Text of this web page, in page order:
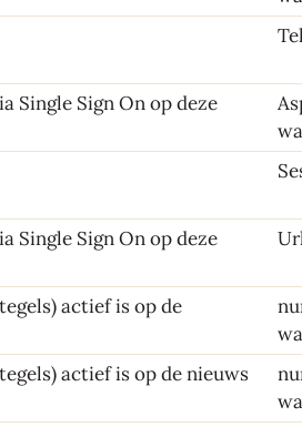
Single Sign On op deze
Single Sign On op deze
actief is op de
actief is op de nieuws